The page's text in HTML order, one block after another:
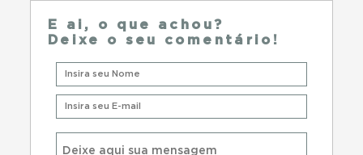
E ai, o que achou?
Deixe o seu comentário!